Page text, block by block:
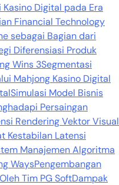
Digital pada Era
Financial Technology
sebagai Bagian dari
Diferensiasi Produk
Wins 3Segmentasi
Mahjong Kasino Digital
Simulasi Model Bisnis
Persaingan
Rendering Vektor Visual
Kestabilan Latensi
Manajemen Algoritma
WaysPengembangan
Tim PG SoftDampak